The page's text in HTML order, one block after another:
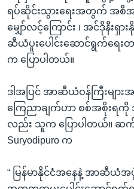
ရပ်ဆိုင်းသွားရေးအတွက် အစီ
မျှော်လင့်ကြောင်း ၊ အင်ဒိုနီးရှာ
ဆီယံပူးပေါင်းဆောင်ရွက်ရေးတာ
က ပြောပါတယ်။
ဒါအပြင် အာဆီယံဝန်ကြီးမျာ
ကြေညာချက်ဟာ စစ်အစိုး
လည်း သူက ပြောပါတယ်။ ဆက်
Suryodipuro က
“ မြန်မာနိုင်ငံအနေနဲ့ အာဆီယံ